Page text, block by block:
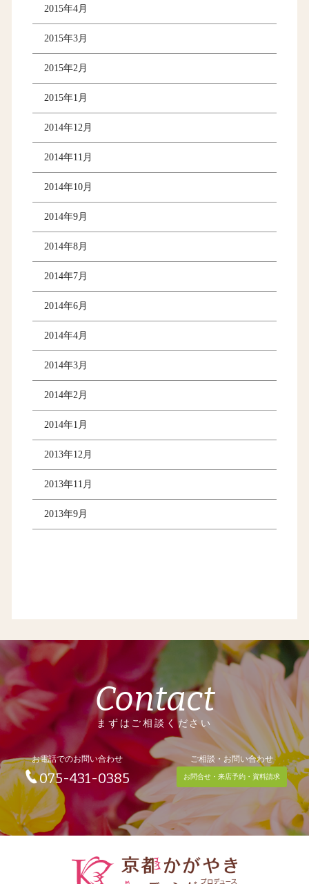
2015年4月
2015年3月
2015年2月
2015年1月
2014年12月
2014年11月
2014年10月
2014年9月
2014年8月
2014年7月
2014年6月
2014年4月
2014年3月
2014年2月
2014年1月
2013年12月
2013年11月
2013年9月
Contact
まずはご相談ください
お電話でのお問い合わせ
075-431-0385
ご相談・お問い合わせ
お問合せ・来店予約・資料請求